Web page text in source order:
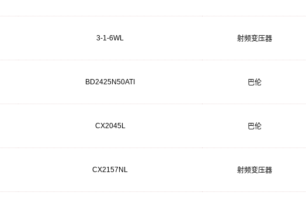
3-1-6WL 射频变压器
BD2425N50ATI 巴伦
CX2045L 巴伦
CX2157NL 射频变压器